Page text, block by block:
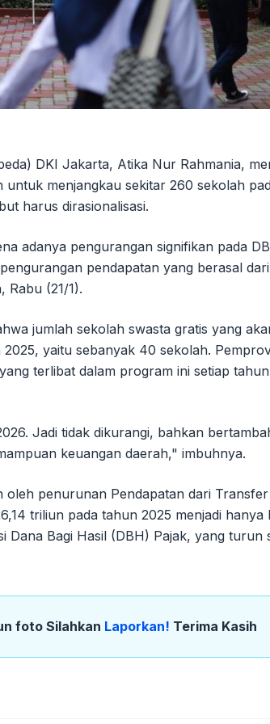
DKI Jakarta, Atika Nur Rahmania,
menjangkau sekitar 260 sekolah
harus dirasionalisasi.
adanya pengurangan signifikan pada
pendapatan yang berasal
Rabu (21/1).
jumlah sekolah swasta gratis yang
yaitu sebanyak 40 sekolah.
terlibat dalam program ini setiap
Jadi tidak dikurangi, bahkan
keuangan daerah," imbuhnya.
penurunan Pendapatan dari
triliun pada tahun 2025 menjadi hanya
Bagi Hasil (DBH) Pajak, yang turun
foto Silahkan Laporkan! Terima Kasih